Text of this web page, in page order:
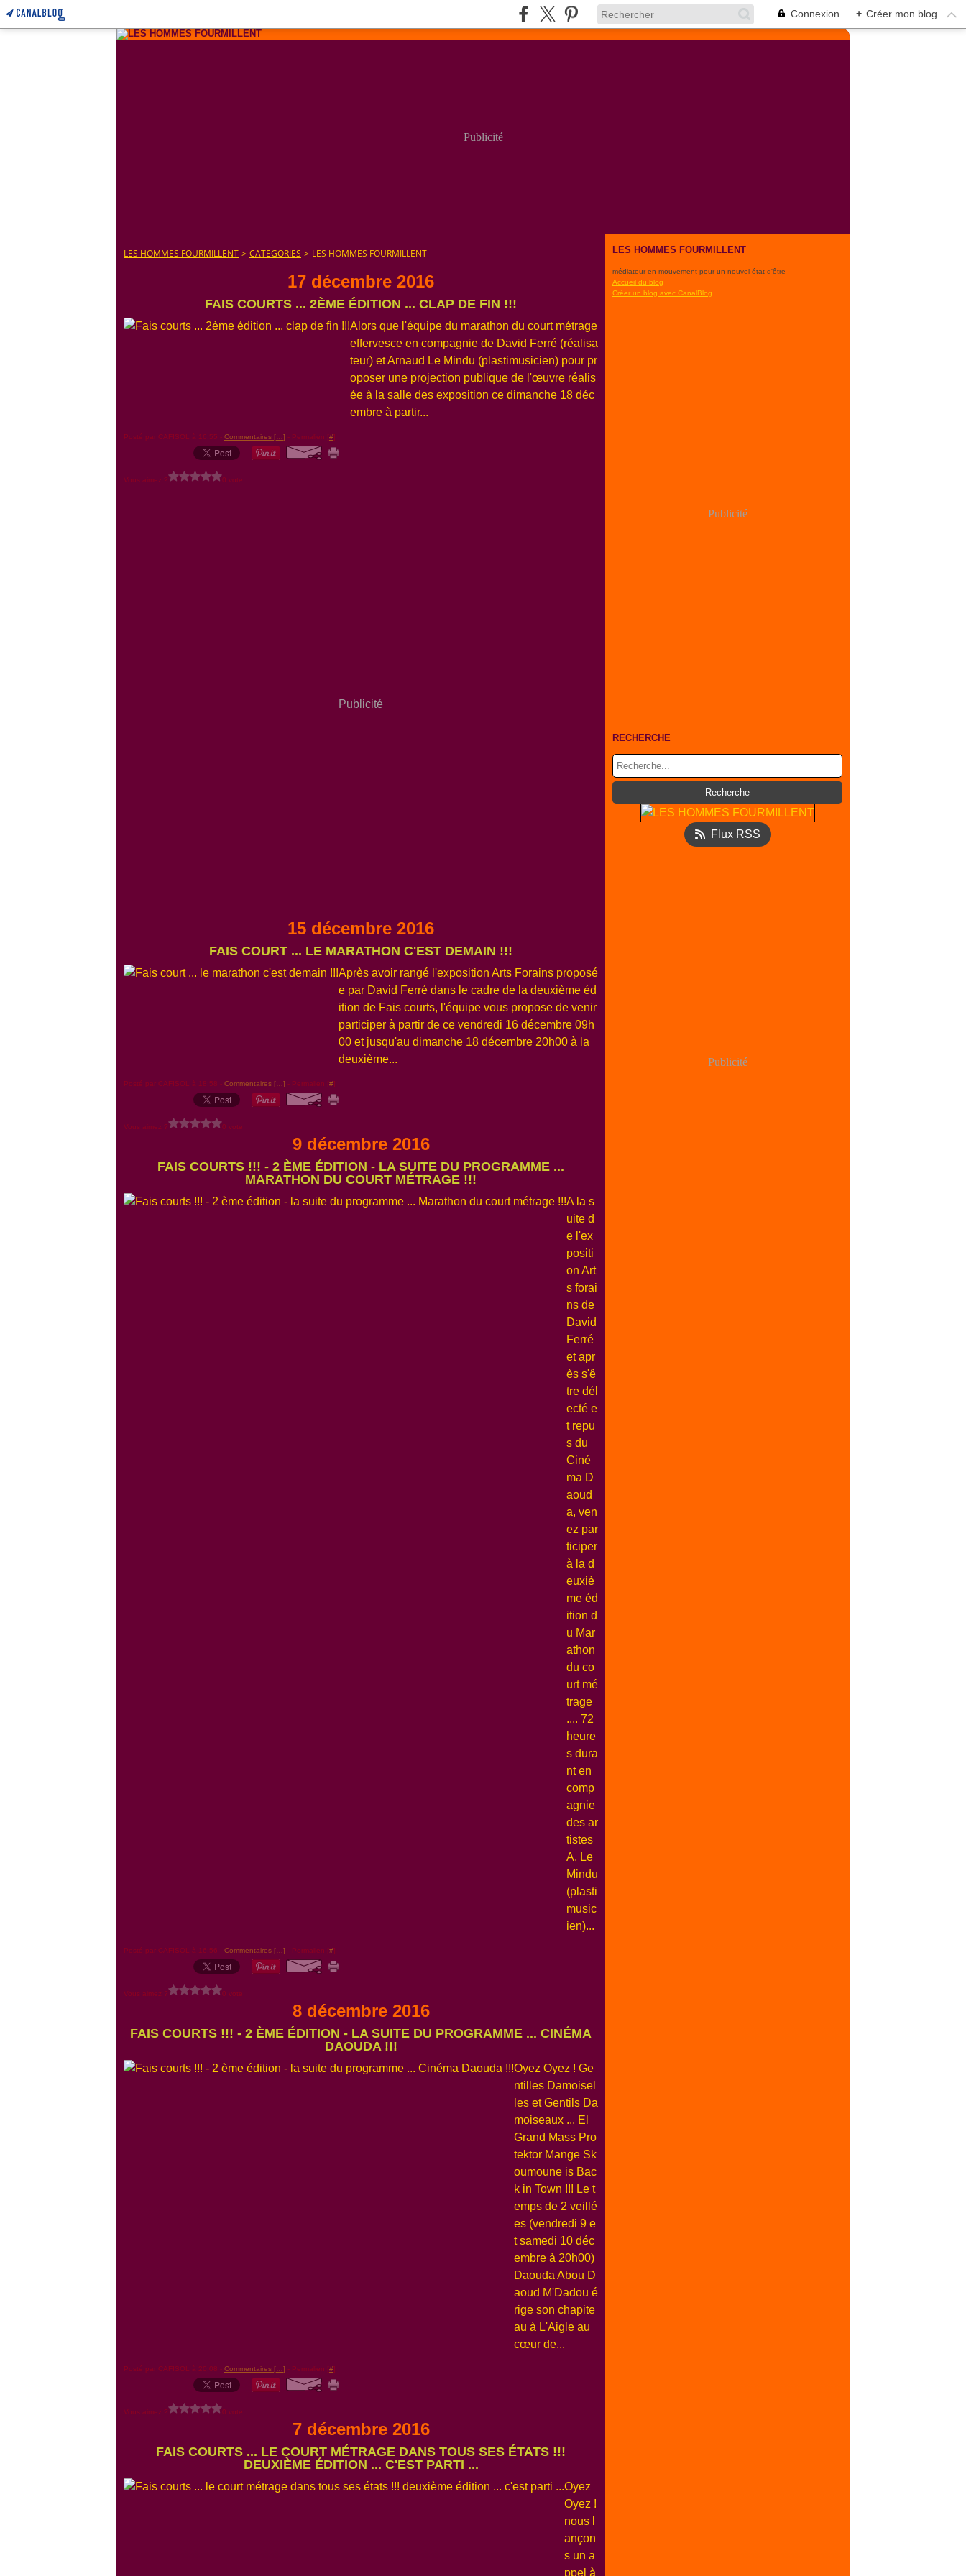
Connexion + Créer mon blog
Publicité
LES HOMMES FOURMILLENT > CATEGORIES > LES HOMMES FOURMILLENT
17 décembre 2016
FAIS COURTS ... 2ÈME ÉDITION ... CLAP DE FIN !!!
Alors que l'équipe du marathon du court métrage
effervesce en compagnie de David Ferré (réalisa
teur) et Arnaud Le Mindu (plastimusicien) pour pr
oposer une projection publique de l'œuvre réalis
ée à la salle des exposition ce dimanche 18 déc
embre à partir...
Posté par CAFISOL à 16:55 - Commentaires [ ] - Permalien [#]
Vous aimez ? 0 vote
Publicité
15 décembre 2016
FAIS COURT ... LE MARATHON C'EST DEMAIN !!!
Après avoir rangé l'exposition Arts Forains proposé
e par David Ferré dans le cadre de la deuxième éd
ition de Fais courts, l'équipe vous propose de venir
participer à partir de ce vendredi 16 décembre 09h
00 et jusqu'au dimanche 18 décembre 20h00 à la
deuxième...
Posté par CAFISOL à 18:58 - Commentaires [ ] - Permalien [#]
Vous aimez ? 0 vote
9 décembre 2016
FAIS COURTS !!! - 2 ÈME ÉDITION - LA SUITE DU PROGRAMME ...
MARATHON DU COURT MÉTRAGE !!!
A la s
uite d
e l'ex
positi
on Art
s forai
ns de
David
Ferré
et apr
ès s'ê
tre dél
ecté e
t repu
s du
Ciné
ma D
aoud
a, ven
ez par
ticiper
à la d
euxiè
me éd
ition d
u Mar
athon
du co
urt mé
trage
.... 72
heure
s dura
nt en
comp
agnie
des ar
tistes
A. Le
Mindu
(plasti
music
ien)...
Posté par CAFISOL à 16:56 - Commentaires [ ] - Permalien [#]
Vous aimez ? 0 vote
8 décembre 2016
FAIS COURTS !!! - 2 ÈME ÉDITION - LA SUITE DU PROGRAMME ... CINÉMA
DAOUDA !!!
Oyez Oyez ! Ge
ntilles Damoisel
les et Gentils Da
moiseaux ... El
Grand Mass Pro
tektor Mange Sk
oumoune is Bac
k in Town !!! Le t
emps de 2 veillé
es (vendredi 9 e
t samedi 10 déc
embre à 20h00)
Daouda Abou D
aoud M'Dadou é
rige son chapite
au à L'Aigle au
cœur de...
Posté par CAFISOL à 20:08 - Commentaires [ ] - Permalien [#]
Vous aimez ? 0 vote
7 décembre 2016
FAIS COURTS ... LE COURT MÉTRAGE DANS TOUS SES ÉTATS !!!
DEUXIÈME ÉDITION ... C'EST PARTI ...
Oyez
Oyez !
nous l
ançon
s un a
ppel à
LES HOMMES FOURMILLENT
médiateur en mouvement pour un nouvel état d'être
Accueil du blog
Créer un blog avec CanalBlog
Publicité
RECHERCHE
Flux RSS
Publicité